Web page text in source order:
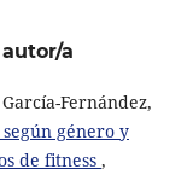
a
Fernández,
género y
de fitness ,